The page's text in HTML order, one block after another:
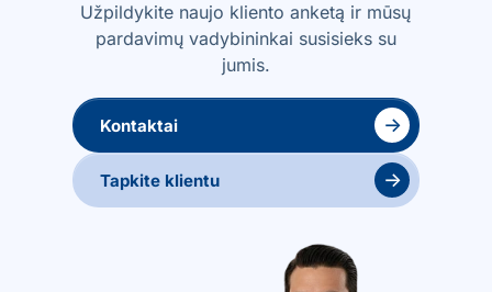
Užpildykite naujo kliento anketą ir mūsų
pardavimų vadybininkai susisieks su
jumis.
Kontaktai →
Tapkite klientu →